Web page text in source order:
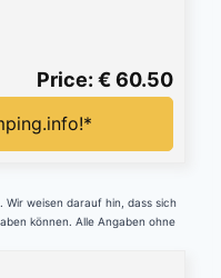
Price: € 60.50
Wir weisen darauf hin, dass sich
können. Alle Angaben ohne